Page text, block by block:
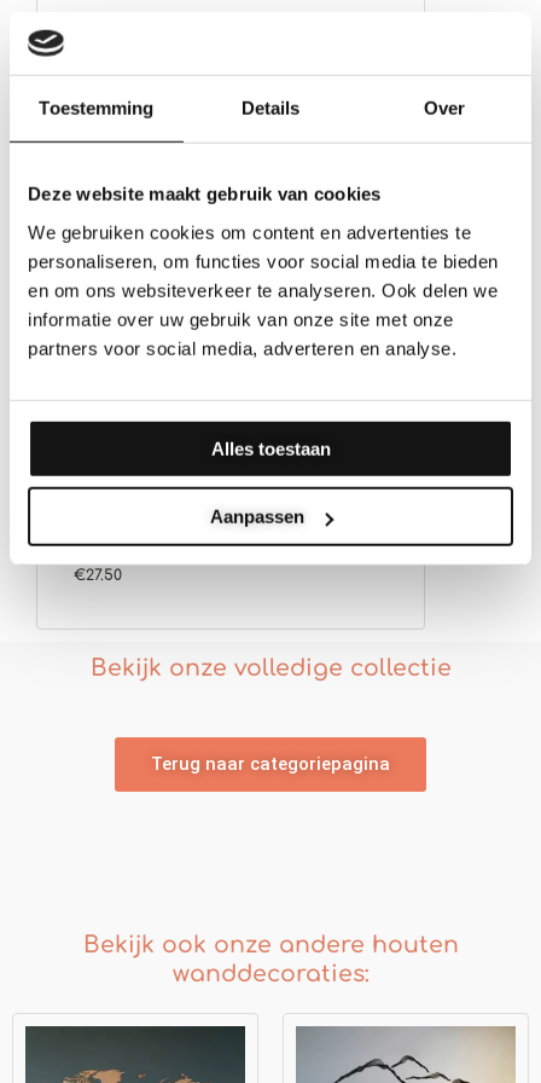
Toestemming Details Over
Deze website maakt gebruik van cookies
We gebruiken cookies om content en advertenties te
personaliseren, om functies voor social media te bieden
en om ons websiteverkeer te analyseren. Ook delen we
informatie over uw gebruik van onze site met onze
partners voor social media, adverteren en analyse.
Alles toestaan
Aanpassen
Houten lijstje – Floating Frames – Hockeyer
Gewaardeer
d
€27.50
Bekijk onze volledige collectie
Terug naar categoriepagina
Bekijk ook onze andere houten
wanddecoraties:
Prijsklasse:
Prijsklasse: